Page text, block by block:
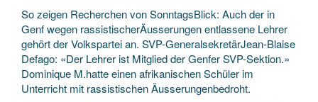
So zeigen Recherchen von SonntagsBlick: Auch der in
Genf wegen rassistischerÄusserungen entlassene Lehrer
gehört der Volkspartei an. SVP-GeneralsekretärJean-Blaise
Defago: «Der Lehrer ist Mitglied der Genfer SVP-Sektion.»
Dominique M.hatte einen afrikanischen Schüler im
Unterricht mit rassistischen Äusserungenbedroht.